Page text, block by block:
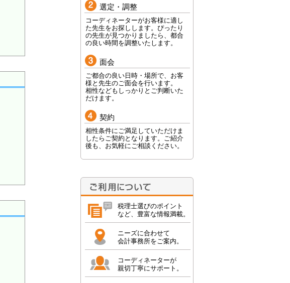
選定・調整
コーディネーターがお客様に適し
た先生をお探しします。ぴったり
の先生が見つかりましたら、都合
の良い時間を調整いたします。
面会
ご都合の良い日時・場所で、お客
様と先生のご面会を行います。
相性などもしっかりとご判断いた
だけます。
契約
相性条件にご満足していただけま
したらご契約となります。ご紹介
後も、お気軽にご相談ください。
税理士選びのポイント
など、豊富な情報満載。
ニーズに合わせて
会計事務所をご案内。
コーディネーターが
親切丁寧にサポート。